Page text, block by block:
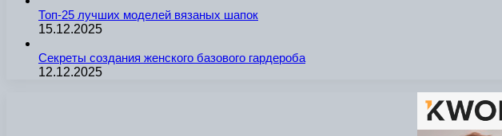
Топ-25 лучших моделей вязаных шапок
15.12.2025
Секреты создания женского базового гардероба
12.12.2025